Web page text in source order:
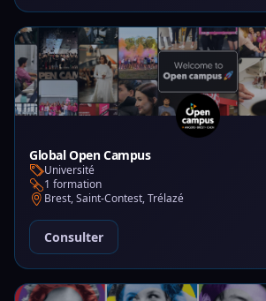
Global Open Campus
Université
1 formation
Brest, Saint-Contest, Trélazé
Consulter